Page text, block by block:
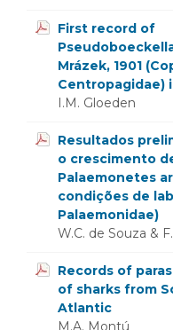
First record of
Mrázek, 1901
Centropagidae)
I.M. Gloeden
Resultados
o crescimento
Palaemonetes
condições de
Palaemonidae)
W.C. de Souza &
Records of
of sharks from
Atlantic
M.A. Montú